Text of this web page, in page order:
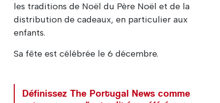
les traditions de Noël du Père Noël et de la
distribution de cadeaux, en particulier aux
enfants.
Sa fête est célébrée le 6 décembre.
Définissez The Portugal News comme